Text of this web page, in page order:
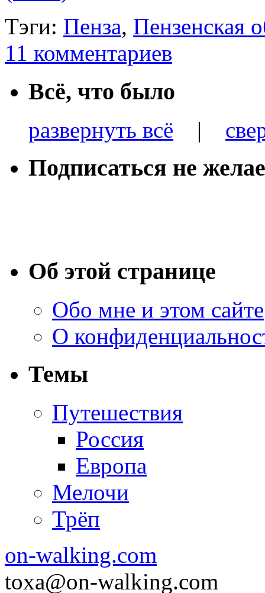
Тэги: Пенза, Пензенская
11 комментариев
Всё, что было
развернуть всё |
Подписаться не
Об этой странице
Обо мне и этом сайте
О
Темы
Путешествия
Россия
Европа
Мелочи
Трёп
on-walking.com
toxa@on-walking.com